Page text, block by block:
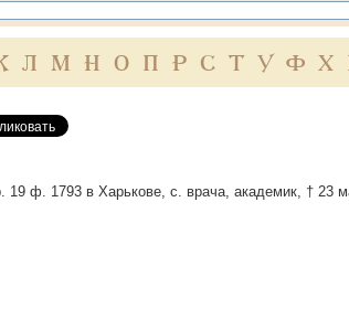
Л М Н О П Р С Т У Ф Х
19 ф. 1793 в Харькове, с. врача, академик, † 23